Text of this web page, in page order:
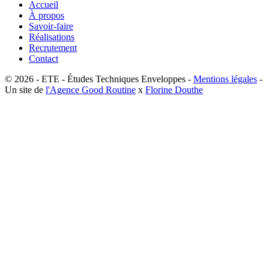
Accueil
À propos
Savoir-faire
Réalisations
Recrutement
Contact
© 2026 - ETE - Études Techniques Enveloppes - Mentions légales -
Un site de l'Agence Good Routine x Florine Douthe